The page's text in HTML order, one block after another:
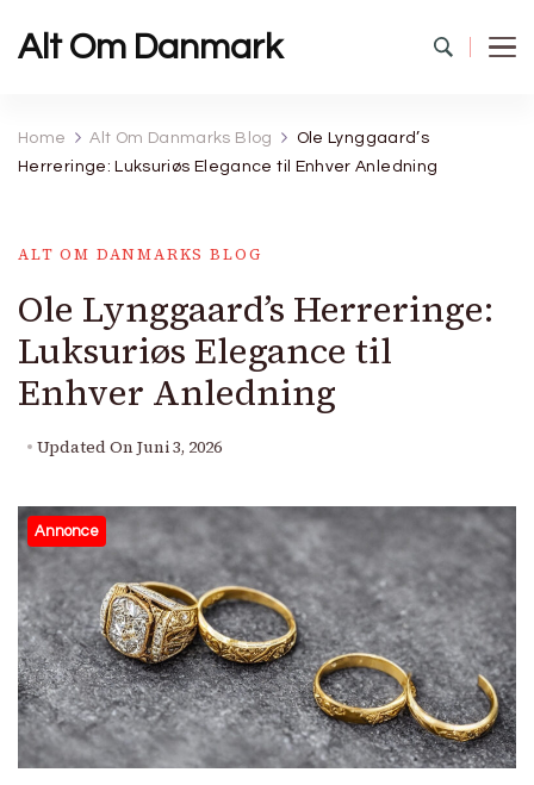
Alt Om Danmark
Home Alt Om Danmarks Blog
Ole Lynggaard’s
Herreringe: Luksuriøs Elegance til Enhver Anledning
ALT OM DANMARKS BLOG
Ole Lynggaard’s Herreringe:
Luksuriøs Elegance til
Enhver Anledning
Updated On Juni 3, 2026
Annonce